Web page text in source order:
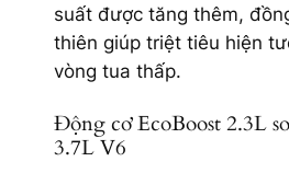
suất được tăng thêm,
thiên giúp triệt tiêu hiện
vòng tua thấp.
Động cơ EcoBoost 2.3L
3.7L V6